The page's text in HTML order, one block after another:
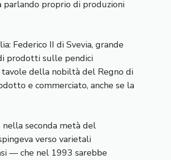
parlando proprio di produzioni
Federico II di Svevia, grande
prodotti sulle pendici
della nobiltà del Regno di
e commerciato, anche se la
nella seconda metà del
verso varietali
— che nel 1993 sarebbe